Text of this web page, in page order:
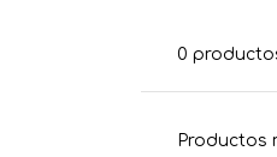
0
Productos